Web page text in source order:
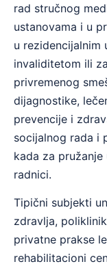
rad stručnog
ustanovama i u
u rezidencijalnim
invaliditetom ili
privremenog
dijagnostike,
prevencije i
socijalnog rada i
kada za
radnici.
Tipični subjekti
zdravlja,
privatne prakse
rehabilitacioni